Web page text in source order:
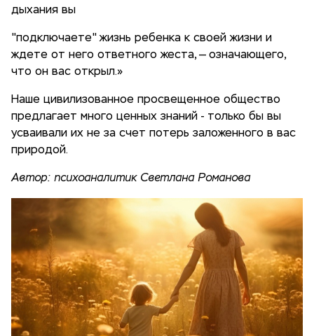
дыхания вы
"подключаете" жизнь ребенка к своей жизни и
ждете от него ответного жеста, — означающего,
что он вас открыл.»
Наше цивилизованное просвещенное общество
предлагает много ценных знаний - только бы вы
усваивали их не за счет потерь заложенного в вас
природой.
Автор: психоаналитик Светлана Романова